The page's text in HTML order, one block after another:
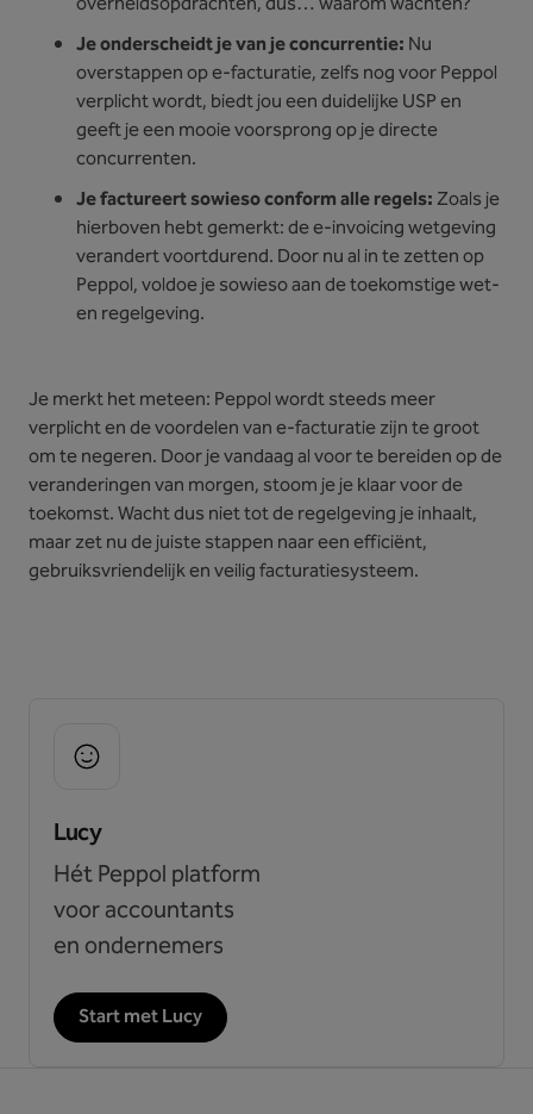
Je onderscheidt je van je concurrentie: Nu
overstappen op e-facturatie, zelfs nog voor Peppol
verplicht wordt, biedt jou een duidelijke USP en
geeft je een mooie voorsprong op je directe
concurrenten.
Je factureert sowieso conform alle regels: Zoals je
hierboven hebt gemerkt: de e-invoicing wetgeving
verandert voortdurend. Door nu al in te zetten op
Peppol, voldoe je sowieso aan de toekomstige wet-
en regelgeving.
Je merkt het meteen: Peppol wordt steeds meer
verplicht en de voordelen van e-facturatie zijn te groot
om te negeren. Door je vandaag al voor te bereiden op de
veranderingen van morgen, stoom je je klaar voor de
toekomst. Wacht dus niet tot de regelgeving je inhaalt,
maar zet nu de juiste stappen naar een efficiënt,
gebruiksvriendelijk en veilig facturatiesysteem.
Lucy
Hét Peppol platform
voor accountants
en ondernemers
Start met Lucy